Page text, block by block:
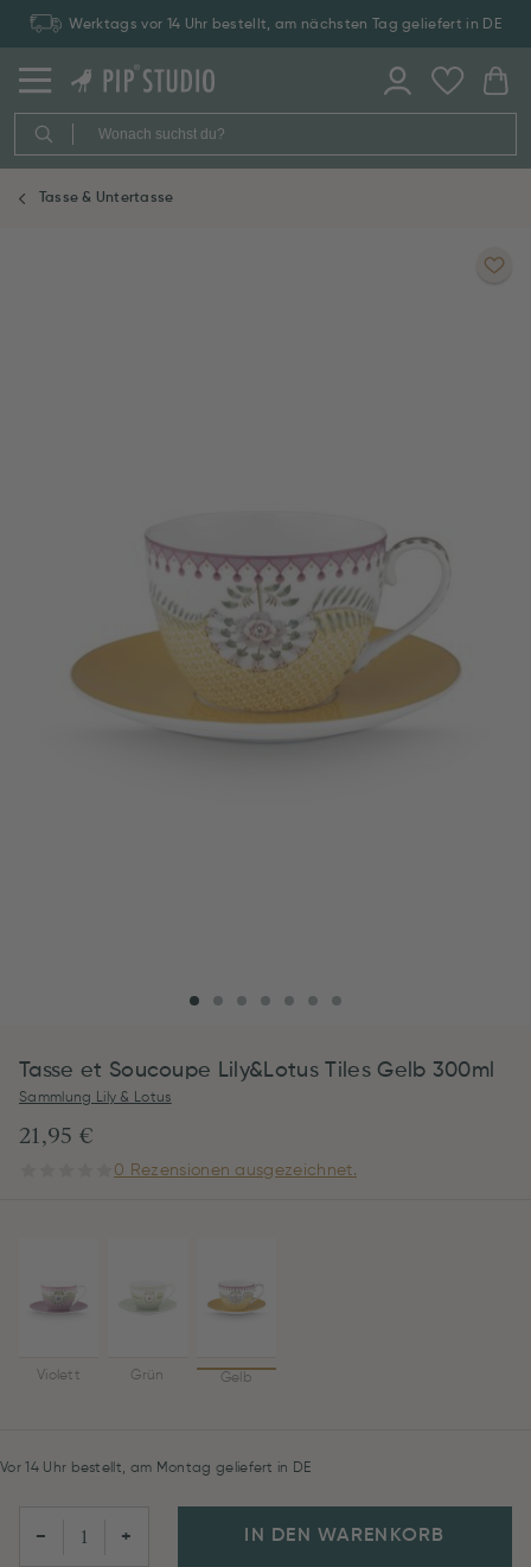
Werktags vor 14 Uhr bestellt, am nächsten Tag geliefert in DE
Tasse & Untertasse
Tasse et Soucoupe Lily&Lotus Tiles Gelb 300ml
Sammlung Lily & Lotus
21,95 €
0 Rezensionen ausgezeichnet.
Violett Grün Gelb
Vor 14 Uhr bestellt, am Montag geliefert in DE
− + IN DEN WARENKORB